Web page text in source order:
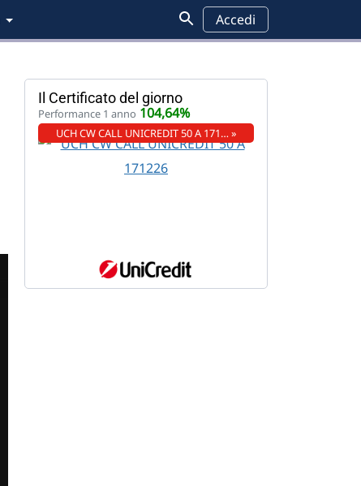
Accedi
Il Certificato del giorno
Performance 1 anno 104,64%
UCH CW CALL UNICREDIT 50 A 171… »